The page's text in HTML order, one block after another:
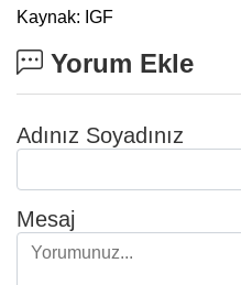
Kaynak: IGF
Yorum Ekle
Adınız Soyadınız
Mesaj